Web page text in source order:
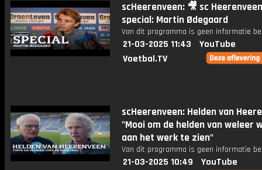
scHeerenveen: 🎥 sc Heerenveen
special: Martin Ødegaard
Van dit programma is geen informatie
21-03-2025 11:43
YouTube
Voetbal.TV
scHeerenveen: Helden van
"Mooi om de helden van weleer
aan het werk te zien"
Van dit programma is geen informatie
21-03-2025 10:49
YouTube